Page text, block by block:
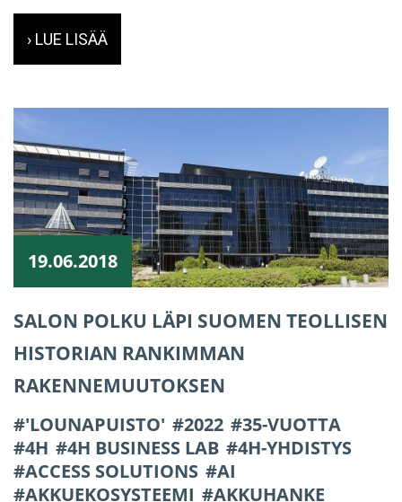
› LUE LISÄÄ
19.06.2018
SALON POLKU LÄPI SUOMEN TEOLLISEN
HISTORIAN RANKIMMAN
RAKENNEMUUTOKSEN
'LOUNAPUISTO' 2022
35-VUOTTA
4H
4H BUSINESS LAB
4H-YHDISTYS
ACCESS SOLUTIONS
AI
AKKUEKOSYSTEEMI
AKKUHANKE